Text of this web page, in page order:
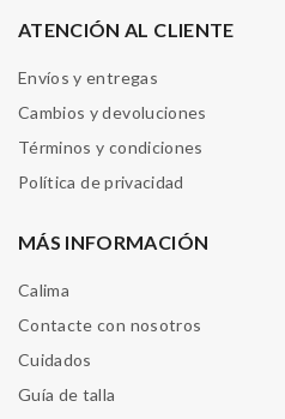
ATENCIÓN AL CLIENTE
Envíos y entregas
Cambios y devoluciones
Términos y condiciones
Política de privacidad
MÁS INFORMACIÓN
Calima
Contacte con nosotros
Cuidados
Guía de talla